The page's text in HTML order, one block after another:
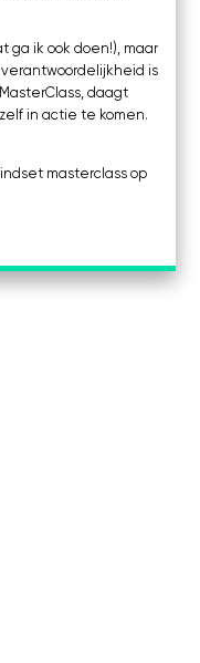
ga ik ook doen!), maar
is
daagt
in actie te komen.
masterclass op